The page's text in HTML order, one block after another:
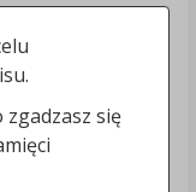
się